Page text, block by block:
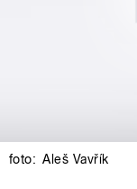
foto: Aleš Vavřík